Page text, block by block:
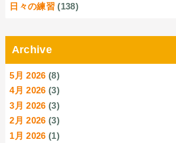
日々の練習 (138)
Archive
5月 2026 (8)
4月 2026 (3)
3月 2026 (3)
2月 2026 (3)
1月 2026 (1)